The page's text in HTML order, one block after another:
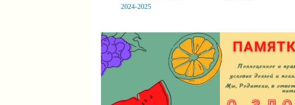
2024-2025